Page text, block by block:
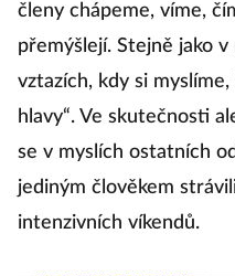
členy chápeme, víme,
přemýšlejí. Stejně jako
vztazích, kdy si
hlavy“. Ve skutečnosti
se v myslích ostatních
jediným člověkem
intenzivních víkendů.